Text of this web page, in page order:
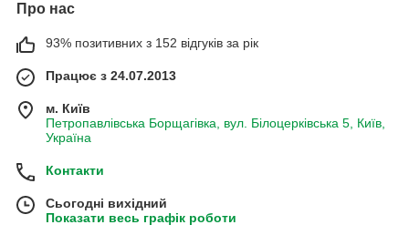
Про нас
93% позитивних з 152 відгуків за рік
Працює з 24.07.2013
м. Київ
Петропавлівська Борщагівка, вул. Білоцерківська 5, Київ,
Україна
Контакти
Сьогодні вихідний
Показати весь графік роботи